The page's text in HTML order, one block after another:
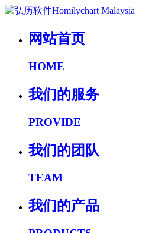
网站首页
HOME
我们的服务
PROVIDE
我们的团队
TEAM
我们的产品